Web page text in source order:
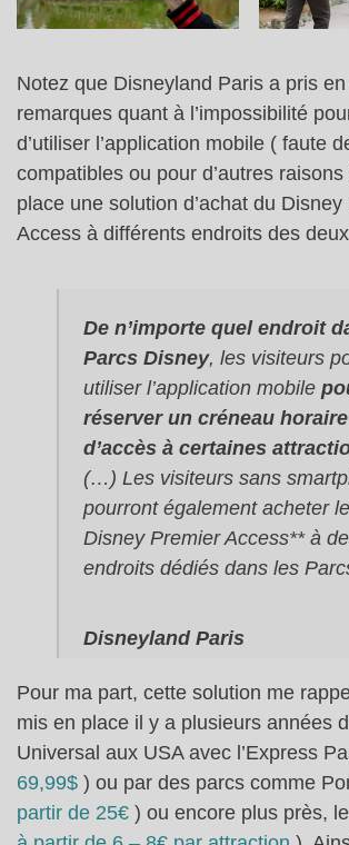
Notez que Disneyland Paris a pris
remarques quant à l’impossibilité
d’utiliser l’application mobile ( faute
compatibles ou pour d’autres
place une solution d’achat du Disney
Access à différents endroits des
De n’importe quel endroit
Parcs Disney, les visiteurs
utiliser l’application mobile
réserver un créneau horaire
d’accès à certaines
(…) Les visiteurs sans
pourront également acheter
Disney Premier Access** à
endroits dédiés dans les
Disneyland Paris
Pour ma part, cette solution me
mis en place il y a plusieurs années
Universal aux USA avec l’Express
69,99$ ) ou par des parcs comme
partir de 25€ ) ou encore plus près,